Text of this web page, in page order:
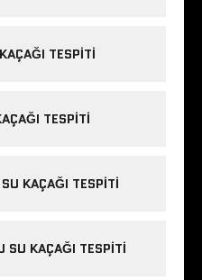
TESPITI
TESPITI
KAÇAĞI TESPITI
SU KAÇAĞI TESPITI